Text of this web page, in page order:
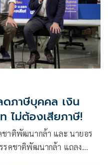
ภาษีบุคคล เงิน
ไม่ต้องเสียภาษี!
าติพัฒนากล้า และ นายอร
รคชาติพัฒนากล้า แถลง